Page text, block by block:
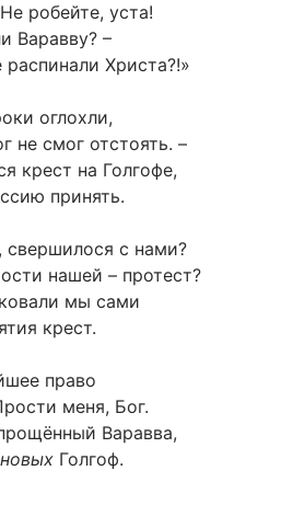
робейте, уста!
Варавву? –
Христа?!»
оглохли,
не смог отстоять. –
крест на Голгофе,
принять.
свершилося с нами?
нашей – протест?
мы сами
крест.
право
меня, Бог.
Варавва,
новых Голгоф.